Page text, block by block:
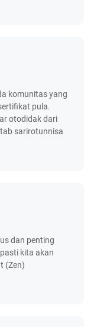
komunitas yang
pula.
otodidak dari
sarirotunnisa
dan penting
kita akan
(Zen)